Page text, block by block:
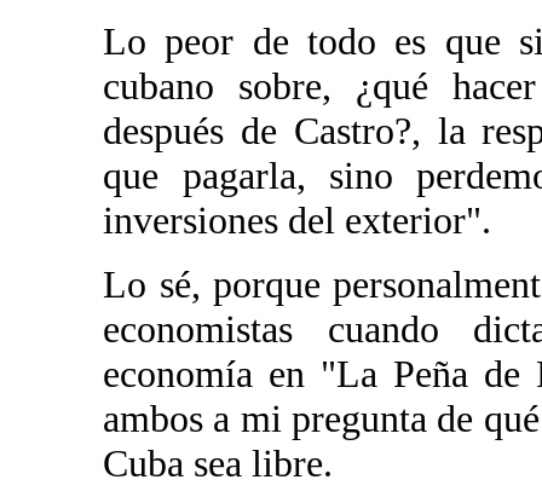
Lo peor de todo es que
cubano sobre, ¿qué
después de Castro?, la
que pagarla, sino
inversiones del exterior".
Lo sé, porque
economistas cuando
economía en "La Peña de
ambos a mi pregunta de
Cuba sea libre.